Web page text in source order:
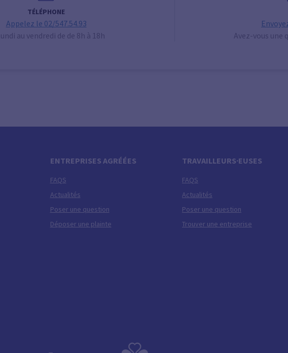
TÉLÉPHONE
Appelez le 02/547.54.93
au vendredi de de 8h à 18h
Avez-vous une
ENTREPRISES AGRÉÉES
FAQS
Actualités
Poser une question
Déposer une plainte
TRAVAILLEURS·EUSES
FAQS
Actualités
Poser une question
Trouver une entreprise